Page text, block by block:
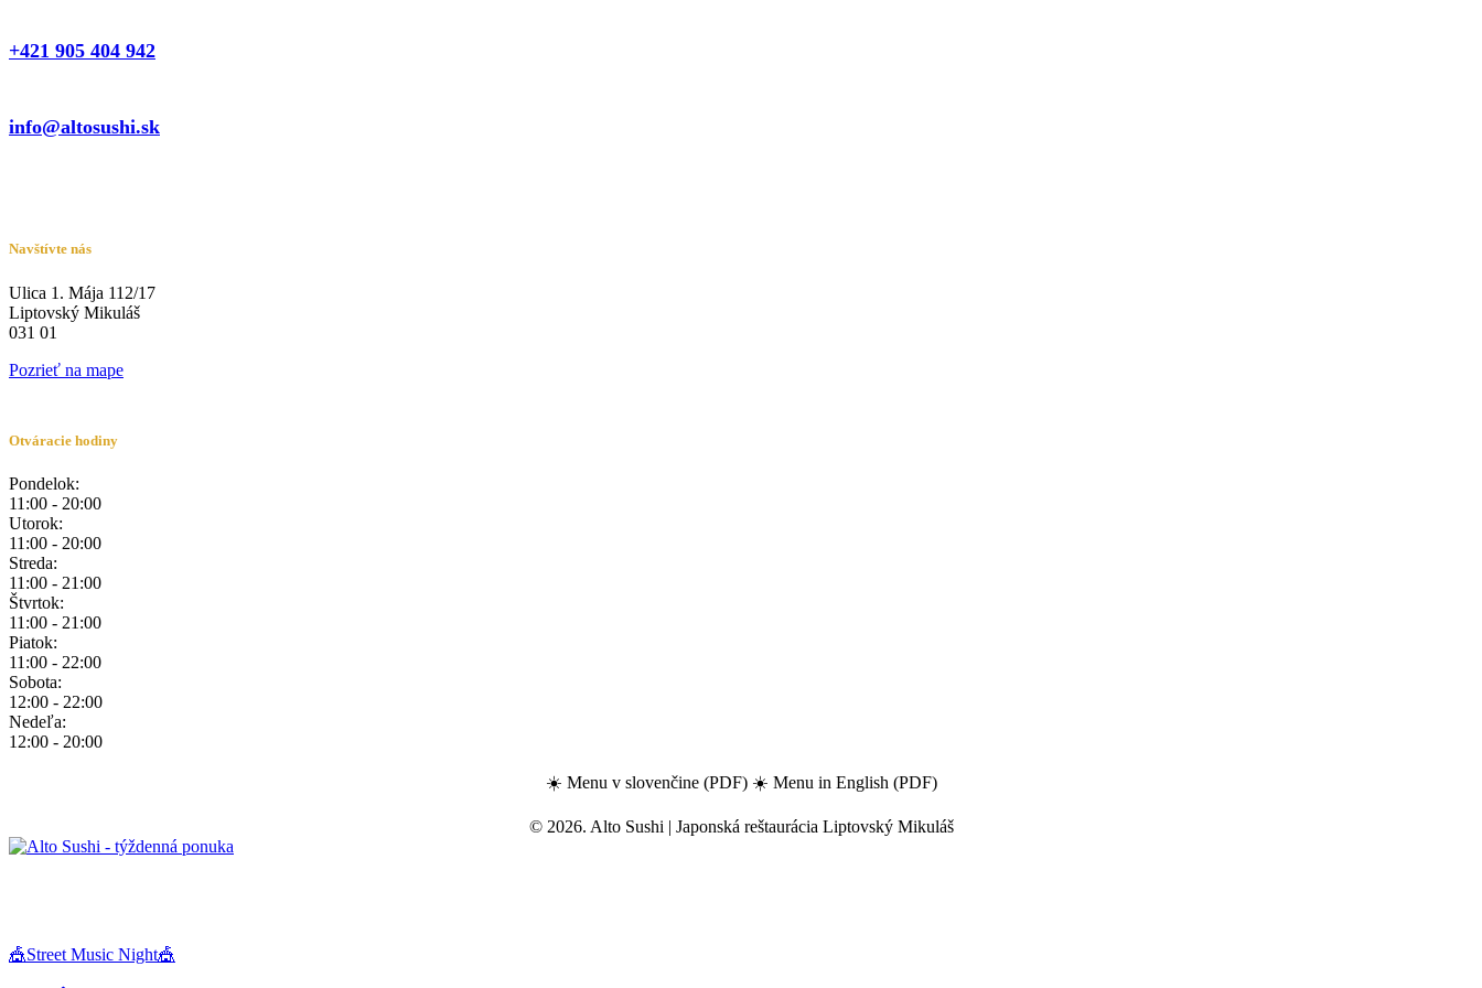
+421 905 404 942
info@altosushi.sk
Navštívte nás
Ulica 1. Mája 112/17
Liptovský Mikuláš
031 01
Pozrieť na mape
Otváracie hodiny
Pondelok:
11:00 - 20:00
Utorok:
11:00 - 20:00
Streda:
11:00 - 21:00
Štvrtok:
11:00 - 21:00
Piatok:
11:00 - 22:00
Sobota:
12:00 - 22:00
Nedeľa:
12:00 - 20:00
☀️ Menu v slovenčine (PDF)☀️ Menu in English (PDF)
© 2026. Alto Sushi | Japonská reštaurácia Liptovský Mikuláš
Close
🎪Street Music Night🎪